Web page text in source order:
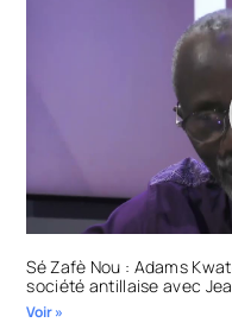
Sé Zafè Nou : Adams
société antillaise avec
Voir »